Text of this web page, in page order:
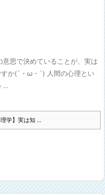
思で決めていることが、実は
か(´・ω・`) 人間の心理とい
...
学】実は知 ...